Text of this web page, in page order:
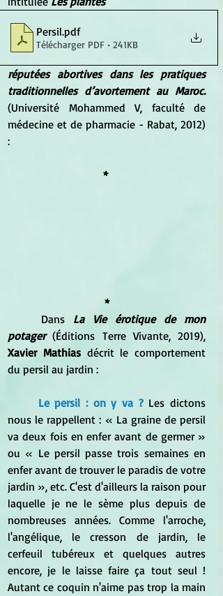
Persil.pdf
Télécharger PDF • 241KB
réputées abortives dans les pratiques
traditionnelles d’avortement au Maroc.
(Université Mohammed V, faculté de
médecine et de pharmacie - Rabat, 2012)
:
*
*
	Dans
La Vie érotique de mon
potager
Xavier Mathias décrit le comportement
du persil au jardin :
Le persil : on y va ? Les dictons
nous le rappellent : « La graine de persil
va deux fois en enfer avant de germer »
ou « Le persil passe trois semaines en
enfer avant de trouver le paradis de votre
jardin », etc. C'est d'ailleurs la raison pour
laquelle je ne le sème plus depuis de
nombreuses années. Comme l'arroche,
l'angélique, le cresson de jardin, le
cerfeuil tubéreux et quelques autres
encore, je le laisse faire ça tout seul !
Autant ce coquin n'aime pas trop la main